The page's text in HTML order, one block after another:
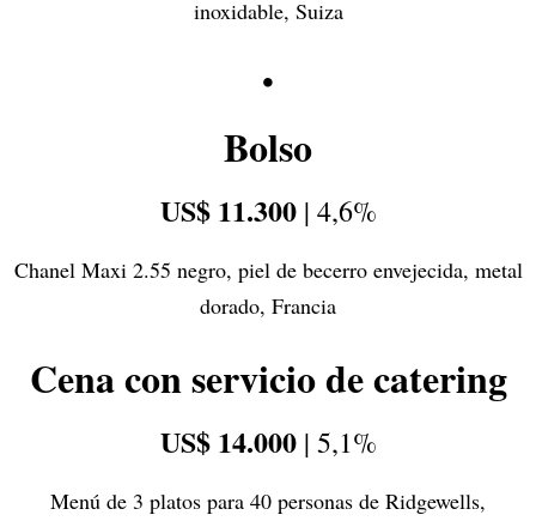
inoxidable, Suiza
•
Bolso
US$ 11.300| 4,6%
Chanel Maxi 2.55 negro, piel de becerro envejecida, metal
dorado, Francia
Cena con servicio de catering
US$ 14.000| 5,1%
Menú de 3 platos para 40 personas de Ridgewells,